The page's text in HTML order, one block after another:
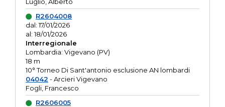
R2604008
dal: 17/01/2026
al: 18/01/2026
Interregionale
Lombardia: Vigevano (PV)
18 m
10° Torneo Di Sant'antonio esclusione AN lombardi
04042 - Arcieri Vigevano
Fogli, Francesco
R2606005